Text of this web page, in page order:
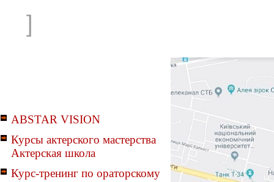
]
ABSTAR VISION
Курсы актерского мастерства
Актерская школа
Курс-тренинг по ораторскому